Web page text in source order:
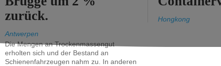
zurück.
Antwerpen
Die Mengen an Trockenmassengut
erholten sich und der Bestand an
Schienenfahrzeugen nahm zu. In anderen
Hongkong